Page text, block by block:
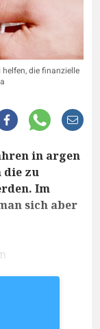
die finanzielle
in argen
die zu
Im
sich aber